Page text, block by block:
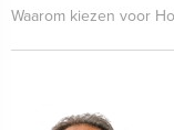
Waarom kiezen voor